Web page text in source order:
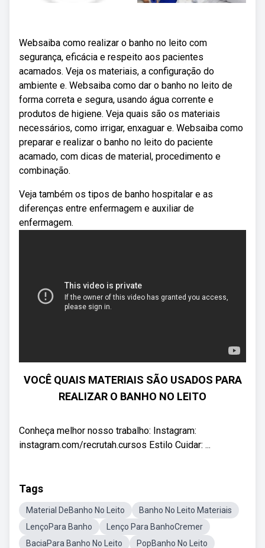
Websaiba como realizar o banho no leito com
segurança, eficácia e respeito aos pacientes
acamados. Veja os materiais, a configuração do
ambiente e. Websaiba como dar o banho no leito de
forma correta e segura, usando água corrente e
produtos de higiene. Veja quais são os materiais
necessários, como irrigar, enxaguar e. Websaiba como
preparar e realizar o banho no leito do paciente
acamado, com dicas de material, procedimento e
combinação.
Veja também os tipos de banho hospitalar e as
diferenças entre enfermagem e auxiliar de
enfermagem.
VOCÊ QUAIS MATERIAIS SÃO USADOS PARA
REALIZAR O BANHO NO LEITO
Conheça melhor nosso trabalho: Instagram:
instagram.com/recrutah.cursos Estilo Cuidar: ...
Tags
Material DeBanho No Leito
Banho No Leito Materiais
LençoPara Banho
Lenço Para BanhoCremer
BaciaPara Banho No Leito
PopBanho No Leito